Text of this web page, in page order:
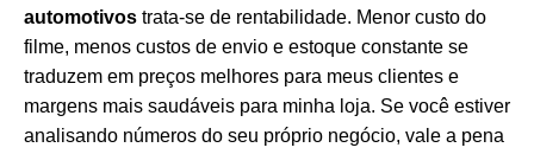
automotivos trata-se de rentabilidade. Menor custo do
filme, menos custos de envio e estoque constante se
traduzem em preços melhores para meus clientes e
margens mais saudáveis para minha loja. Se você estiver
analisando números do seu próprio negócio, vale a pena